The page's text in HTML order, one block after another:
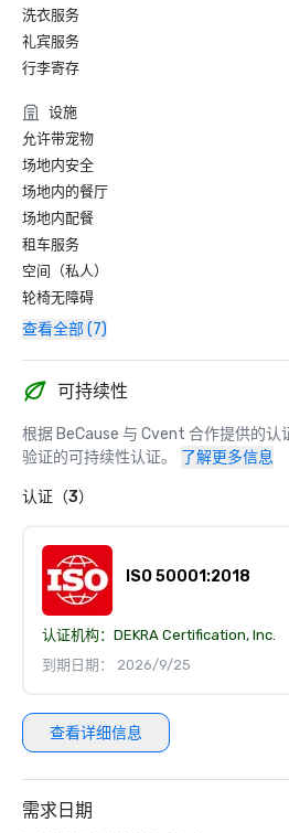
洗衣服务
礼宾服务
行李寄存
设施
允许带宠物
场地内安全
场地内的餐厅
场地内配餐
租车服务
空间（私人）
轮椅无障碍
查看全部 (7)
可持续性
根据 BeCause 与 Cvent 合作提供的认
验证的可持续性认证。
了解更多信息
认证（3）
ISO 50001:2018
认证机构： DEKRA Certification, Inc.
到期日期： 2026/9/25
查看详细信息
需求日期